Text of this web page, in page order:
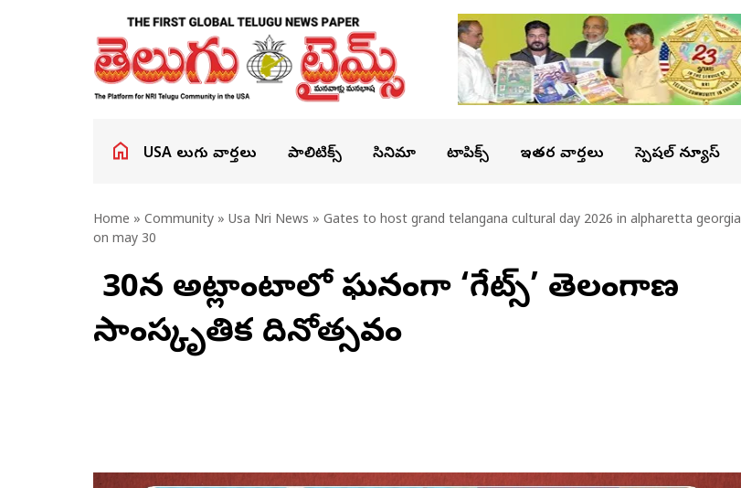
USA తెలుగు వార్తలు పాలిటిక్స్ సినిమా టాపిక్స్ ఇతర వార్తలు స్పెషల్ న్యూస్
Home » Community » Usa Nri News » Gates to host grand telangana cultural day 2026 in alpharetta georgia
on may 30
మే 30న అట్లాంటాలో ఘనంగా ‘గేట్స్’ తెలంగాణ
సాంస్కృతిక దినోత్సవం